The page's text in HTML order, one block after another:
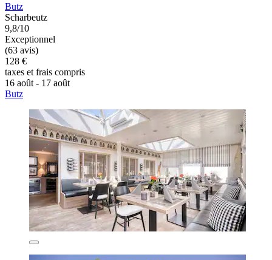
Butz
Scharbeutz
9,8/10
Exceptionnel
(63 avis)
128 €
taxes et frais compris
16 août - 17 août
Butz